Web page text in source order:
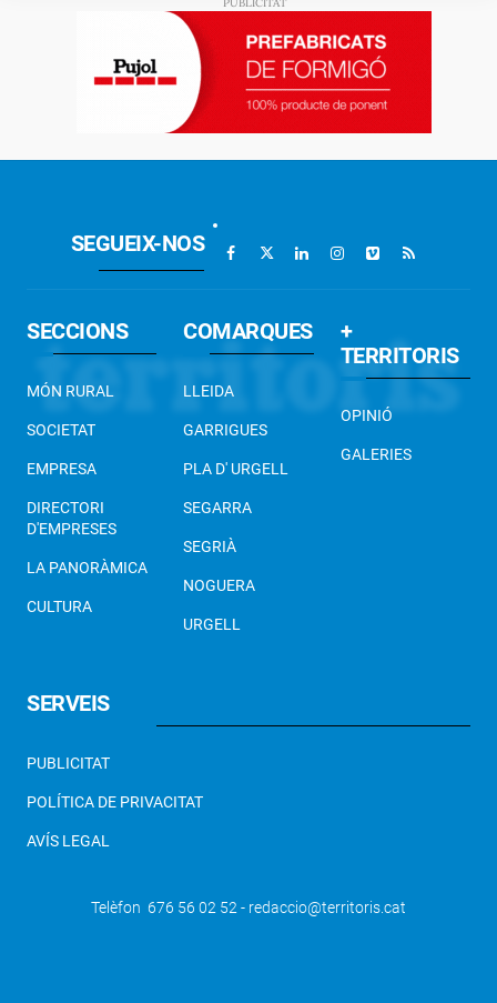
SEGUEIX-NOS
SECCIONS
MÓN RURAL
SOCIETAT
EMPRESA
DIRECTORI
D'EMPRESES
LA PANORÀMICA
CULTURA
COMARQUES
LLEIDA
GARRIGUES
PLA D' URGELL
SEGARRA
SEGRIÀ
NOGUERA
URGELL
+
TERRITORIS
OPINIÓ
GALERIES
SERVEIS
PUBLICITAT
POLÍTICA DE PRIVACITAT
AVÍS LEGAL
Telèfon 676 56 02 52 - redaccio@territoris.cat